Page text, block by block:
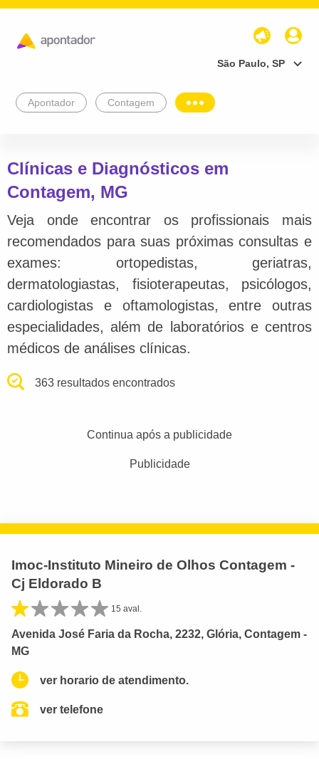
São Paulo, SP
Apontador Contagem
Clínicas e Diagnósticos em
Contagem, MG
Veja onde encontrar os profissionais mais
recomendados para suas próximas consultas e
exames: ortopedistas, geriatras,
dermatologiastas, fisioterapeutas, psicólogos,
cardiologistas e oftamologistas, entre outras
especialidades, além de laboratórios e centros
médicos de análises clínicas.
363 resultados encontrados
Continua após a publicidade
Publicidade
Imoc-Instituto Mineiro de Olhos Contagem -
Cj Eldorado B
15 aval.
Avenida José Faria da Rocha, 2232, Glória, Contagem -
MG
ver horario de atendimento.
ver telefone